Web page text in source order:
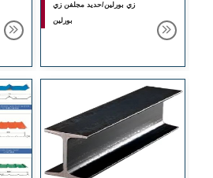
زي بورلين/حديد مجلفن زي
بورلين